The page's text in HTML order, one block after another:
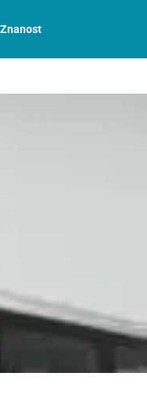
Znanost